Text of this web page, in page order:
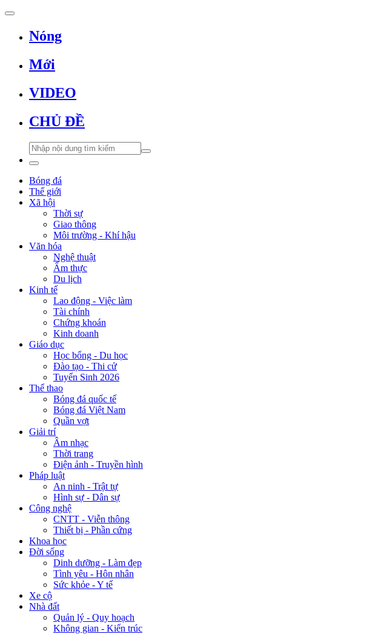
Nóng
Mới
VIDEO
CHỦ ĐỀ
Bóng đá
Thế giới
Xã hội
Thời sự
Giao thông
Môi trường - Khí hậu
Văn hóa
Nghệ thuật
Ẩm thực
Du lịch
Kinh tế
Lao động - Việc làm
Tài chính
Chứng khoán
Kinh doanh
Giáo dục
Học bổng - Du học
Đào tạo - Thi cử
Tuyển Sinh 2026
Thể thao
Bóng đá quốc tế
Bóng đá Việt Nam
Quần vợt
Giải trí
Âm nhạc
Thời trang
Điện ảnh - Truyền hình
Pháp luật
An ninh - Trật tự
Hình sự - Dân sự
Công nghệ
CNTT - Viễn thông
Thiết bị - Phần cứng
Khoa học
Đời sống
Dinh dưỡng - Làm đẹp
Tình yêu - Hôn nhân
Sức khỏe - Y tế
Xe cộ
Nhà đất
Quản lý - Quy hoạch
Không gian - Kiến trúc